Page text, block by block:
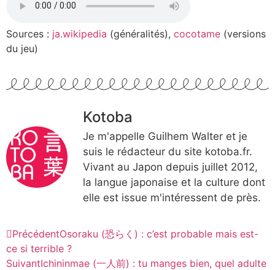
Sources : ja.wikipedia (généralités), cocotame (versions
du jeu)
Kotoba
Je m'appelle Guilhem Walter et je
suis le rédacteur du site kotoba.fr.
Vivant au Japon depuis juillet 2012,
la langue japonaise et la culture dont
elle est issue m'intéressent de près.
PrécédentOsoraku (恐らく) : c’est probable mais est-
ce si terrible ?
SuivantIchininmae (一人前) : tu manges bien, quel adulte